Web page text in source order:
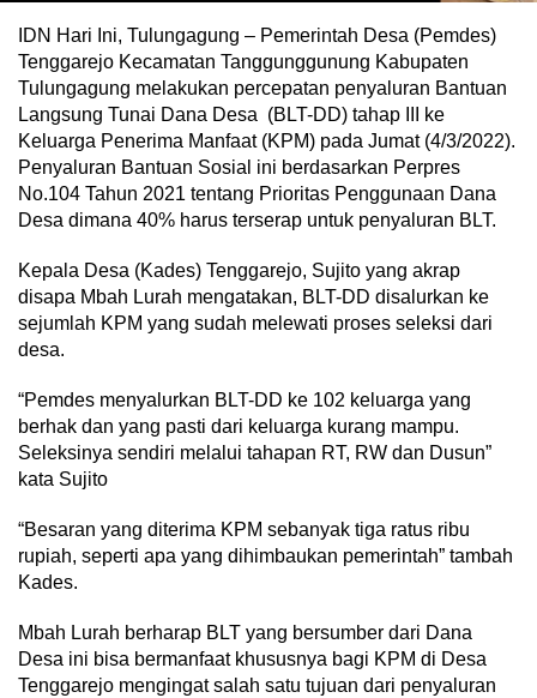
IDN Hari Ini, Tulungagung – Pemerintah Desa (Pemdes)
Tenggarejo Kecamatan Tanggunggunung Kabupaten
Tulungagung melakukan percepatan penyaluran Bantuan
Langsung Tunai Dana Desa (BLT-DD) tahap III ke
Keluarga Penerima Manfaat (KPM) pada Jumat (4/3/2022).
Penyaluran Bantuan Sosial ini berdasarkan Perpres
No.104 Tahun 2021 tentang Prioritas Penggunaan Dana
Desa dimana 40% harus terserap untuk penyaluran BLT.
Kepala Desa (Kades) Tenggarejo, Sujito yang akrap
disapa Mbah Lurah mengatakan, BLT-DD disalurkan ke
sejumlah KPM yang sudah melewati proses seleksi dari
desa.
“Pemdes menyalurkan BLT-DD ke 102 keluarga yang
berhak dan yang pasti dari keluarga kurang mampu.
Seleksinya sendiri melalui tahapan RT, RW dan Dusun”
kata Sujito
“Besaran yang diterima KPM sebanyak tiga ratus ribu
rupiah, seperti apa yang dihimbaukan pemerintah” tambah
Kades.
Mbah Lurah berharap BLT yang bersumber dari Dana
Desa ini bisa bermanfaat khususnya bagi KPM di Desa
Tenggarejo mengingat salah satu tujuan dari penyaluran